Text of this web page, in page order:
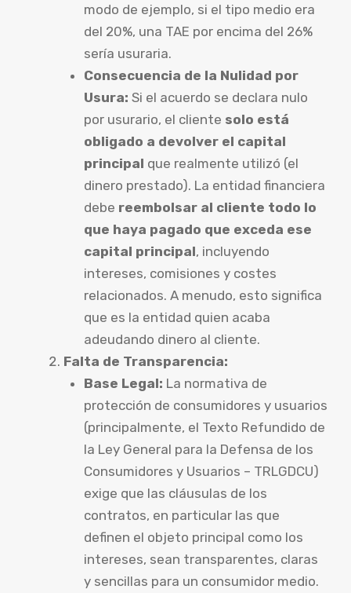
modo de ejemplo, si el tipo medio era
del 20%, una TAE por encima del 26%
sería usuraria.
Consecuencia de la Nulidad por
Usura: Si el acuerdo se declara nulo
por usurario, el cliente solo está
obligado a devolver el capital
principal que realmente utilizó (el
dinero prestado). La entidad financiera
debe reembolsar al cliente todo lo
que haya pagado que exceda ese
capital principal, incluyendo
intereses, comisiones y costes
relacionados. A menudo, esto significa
que es la entidad quien acaba
adeudando dinero al cliente.
Falta de Transparencia:
Base Legal: La normativa de
protección de consumidores y usuarios
(principalmente, el Texto Refundido de
la Ley General para la Defensa de los
Consumidores y Usuarios – TRLGDCU)
exige que las cláusulas de los
contratos, en particular las que
definen el objeto principal como los
intereses, sean transparentes, claras
y sencillas para un consumidor medio.